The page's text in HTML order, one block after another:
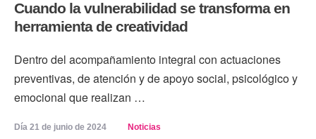
Cuando la vulnerabilidad se transforma en
herramienta de creatividad
Dentro del acompañamiento integral con actuaciones
preventivas, de atención y de apoyo social, psicológico y
emocional que realizan …
Día 21 de junio de 2024 Noticias